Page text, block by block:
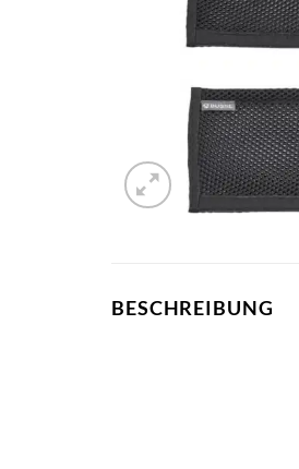
BESCHREIBUNG